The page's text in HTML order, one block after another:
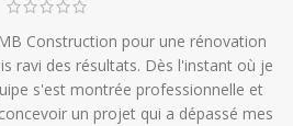
Construction pour une rénovation
ravi des résultats. Dès l'instant où je
s'est montrée professionnelle et
un projet qui a dépassé mes